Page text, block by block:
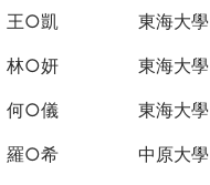
王○凱 東海大學
林○妍 東海大學
何○儀 東海大學
羅○希 中原大學